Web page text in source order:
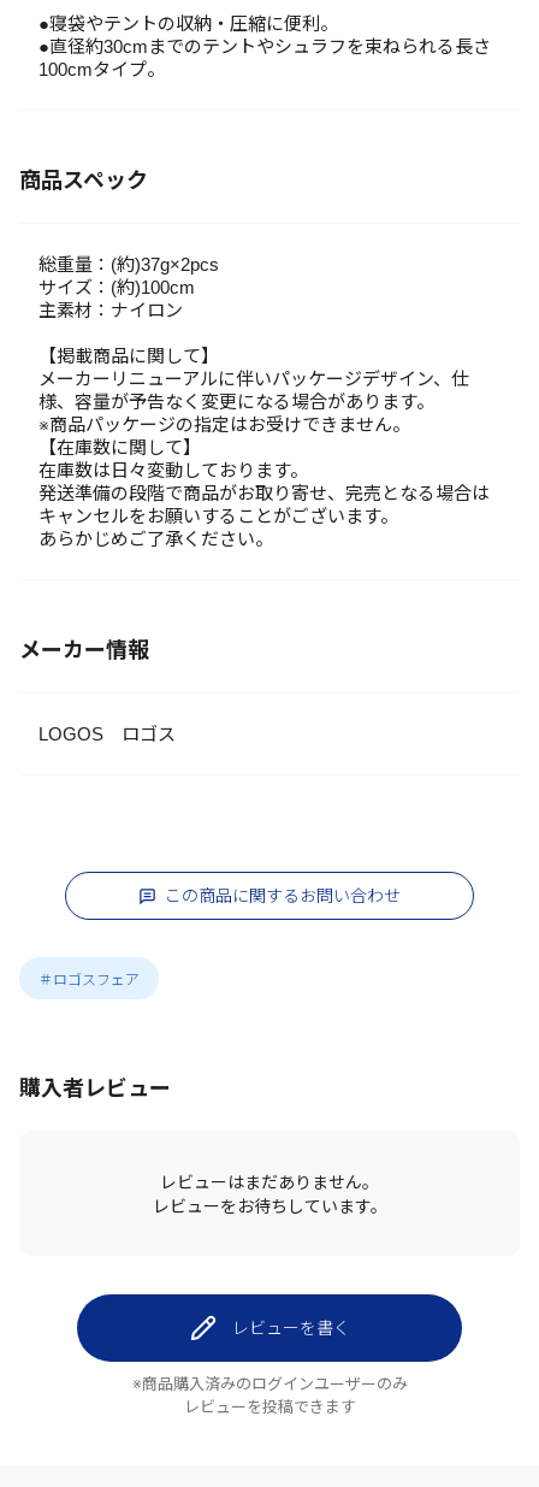
●寝袋やテントの収納・圧縮に便利。
●直径約30cmまでのテントやシュラフを束ねられる長さ
100cmタイプ。
商品スペック
総重量：(約)37g×2pcs
サイズ：(約)100cm
主素材：ナイロン
【掲載商品に関して】
メーカーリニューアルに伴いパッケージデザイン、仕
様、容量が予告なく変更になる場合があります。
※商品パッケージの指定はお受けできません。
【在庫数に関して】
在庫数は日々変動しております。
発送準備の段階で商品がお取り寄せ、完売となる場合は
キャンセルをお願いすることがございます。
あらかじめご了承ください。
メーカー情報
LOGOS ロゴス
この商品に関するお問い合わせ
＃ロゴスフェア
購入者レビュー
レビューはまだありません。
レビューをお待ちしています。
レビューを書く
※商品購入済みのログインユーザーのみ
レビューを投稿できます